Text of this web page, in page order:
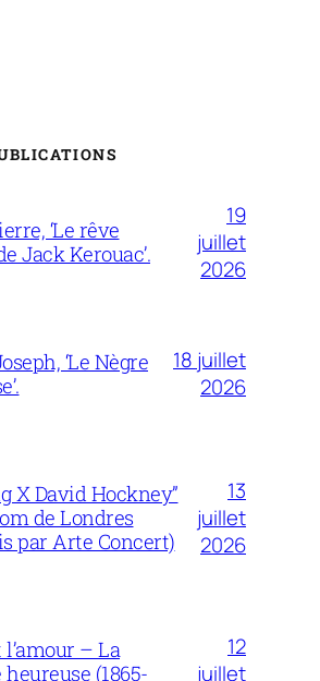
‘Le rêve
Jack Kerouac’.
19
juillet
2026
‘Le Nègre
18 juillet
2026
X David Hockney”
de Londres
par Arte Concert)
13
juillet
2026
l’amour – La
(1865-
12
juillet